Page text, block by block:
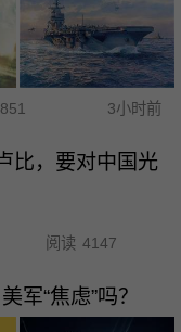
3小时前
比，要对中国光
阅读 4147
军“焦虑”吗？